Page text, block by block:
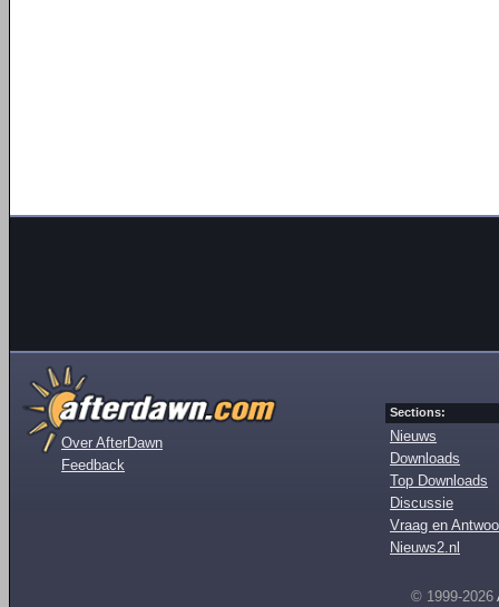
Over AfterDawn
Feedback
Sections:
Nieuws
Downloads
Top Downloads
Discussie
Vraag en
Nieuws2.nl
© 1999-2026